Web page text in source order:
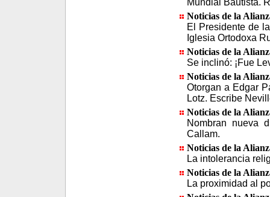
Mundial Bautista.
Noticias de la
El Presidente de
Iglesia Ortodoxa
Noticias de la
Se inclinó: ¡Fue
Noticias de la
Otorgan a Edgar
Lotz. Escribe
Noticias de la
Nombran nueva
Callam.
Noticias de la
La intolerancia
Noticias de la
La proximidad al